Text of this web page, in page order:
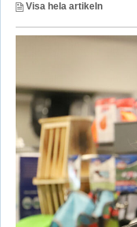
Visa hela artikeln